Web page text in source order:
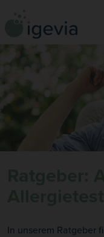
In unserem Ratgeber